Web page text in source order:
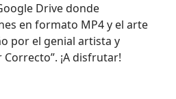
Drive donde
en formato MP4 y el arte
por el genial artista y
¡A disfrutar!